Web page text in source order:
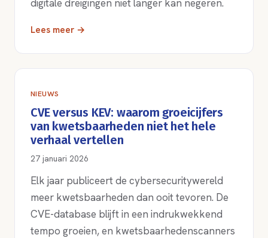
digitale dreigingen niet langer kan negeren.
Lees meer →
NIEUWS
CVE versus KEV: waarom groeicijfers
van kwetsbaarheden niet het hele
verhaal vertellen
27 januari 2026
Elk jaar publiceert de cybersecuritywereld
meer kwetsbaarheden dan ooit tevoren. De
CVE-database blijft in een indrukwekkend
tempo groeien, en kwetsbaarhedenscanners